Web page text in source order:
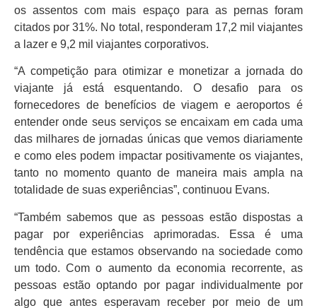
os assentos com mais espaço para as pernas foram
citados por 31%. No total, responderam 17,2 mil viajantes
a lazer e 9,2 mil viajantes corporativos.
“A competição para otimizar e monetizar a jornada do
viajante já está esquentando. O desafio para os
fornecedores de benefícios de viagem e aeroportos é
entender onde seus serviços se encaixam em cada uma
das milhares de jornadas únicas que vemos diariamente
e como eles podem impactar positivamente os viajantes,
tanto no momento quanto de maneira mais ampla na
totalidade de suas experiências”, continuou Evans.
“Também sabemos que as pessoas estão dispostas a
pagar por experiências aprimoradas. Essa é uma
tendência que estamos observando na sociedade como
um todo. Com o aumento da economia recorrente, as
pessoas estão optando por pagar individualmente por
algo que antes esperavam receber por meio de um